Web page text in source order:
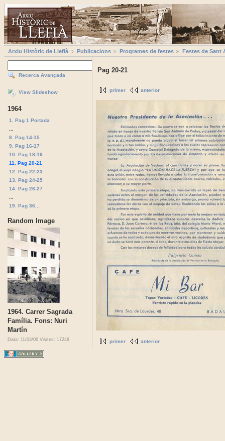
Arxiu Històric de Llefià Publicacions Programes de festes Festes de Sant
Recerca Avançada
View Slideshow
1964
1. Pag 1 Portada
8. Pag 14-15
9. Pag 16-17
10. Pag 18-19
11. Pag 20-21
12. Pag 22-23
13. Pag 24-25
14. Pag 26-27
19. Pag 36...
Random Image
1964. Carrer Sagrada
Família. Fons: Nuri
Martín
Data: 11/03/06 Visites: 17249
Pag 20-21
primer anterior
primer anterior